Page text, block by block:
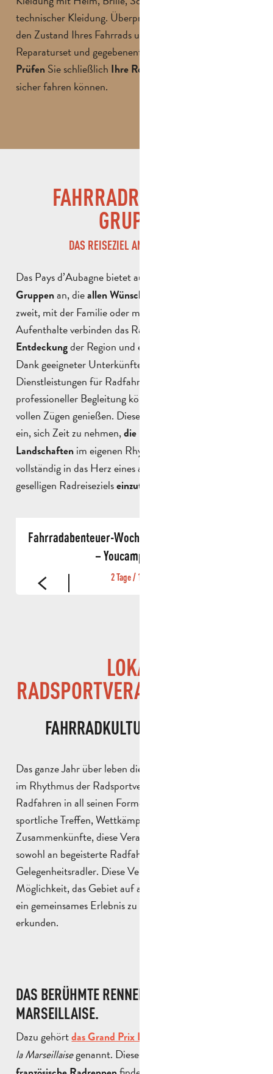
technischer Kleidung. Überprüfen Sie vor der Abreise
den Zustand Ihres Fahrrads und nehmen Sie ein
Reparaturset und gegebenenfalls eine Beleuchtung mit.
Prüfen Sie schließlich Ihre Route im Voraus
sicher fahren können.
FAHRRADREISEN FÜR
GRUPPEN
DAS REISEZIEL ANDERS ERLEBEN
Das Pays d’Aubagne bietet auch
Gruppenan, dieallen Wünschen
zweit, mit der Familie oder mit Freunden, diese
Aufenthalte verbinden das Radfahren mit der
Entdeckungder Region und entspannenden Momenten.
Dank geeigneter Unterkünfte, spezieller
Dienstleistungen für Radfahrer, Fahrradverleih und
professioneller Begleitung können Sie das Erlebnis in
vollen Zügen genießen. Diese Aufenthalte laden dazu
ein, sich Zeit zu nehmen,die
Landschaften im eigenen Rhythmus zu
vollständig in das Herz eines authentischen und
geselligen Radreisezielseinzutauchen
Fahrradabenteuer-Wochenende in der Provence
– Youcamp Village
2 Tage / 1 Nacht
LOKALE
RADSPORTVERANSTALTUNGEN
FAHRRADKULTUR IN AUBAGNE
Das ganze Jahr über leben die Gemeinden der Region
im Rhythmus der Radsportveranstaltungen, die das
Radfahren in all seinen Formen aufwerten. Ob
sportliche Treffen, Wettkämpfe oder gesellige
Zusammenkünfte, diese Veranstaltungen richten sich
sowohl an begeisterte Radfahrer als auch an
Gelegenheitsradler. Diese Veranstaltungen bieten die
Möglichkeit, das Gebiet auf andere Weise zu entdecken,
ein gemeinsames Erlebnis zu teilen und neue Routen zu
erkunden.
DAS BERÜHMTE RENNEN GRAND PRIX LA
MARSEILLAISE.
Dazu gehörtdas Grand Prix La Marseillaise
la Marseillaisegenannt. Dieses